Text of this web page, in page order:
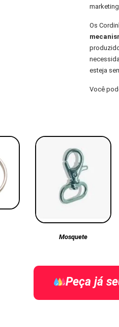
Os
esteja
Você
Mosquete
Peça já